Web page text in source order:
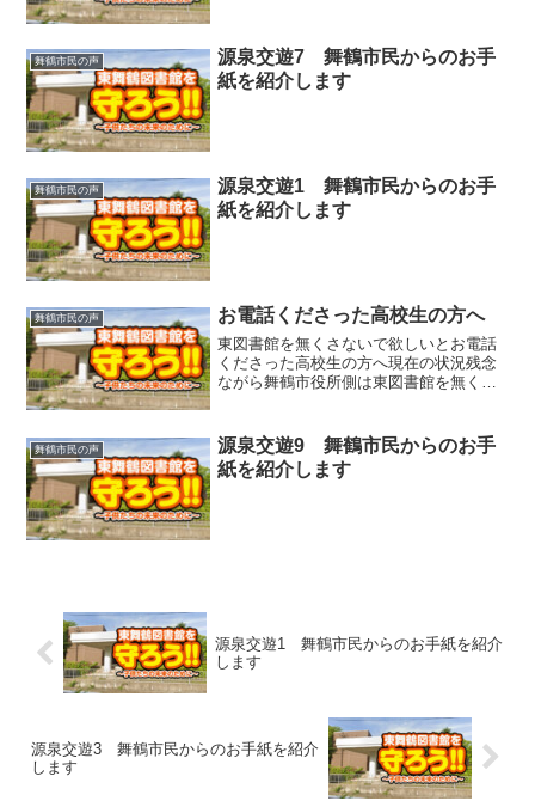
舞鶴市民の声
源泉交遊7 舞鶴市民からのお手
紙を紹介します
舞鶴市民の声
源泉交遊1 舞鶴市民からのお手
紙を紹介します
舞鶴市民の声 お電話くださった高校生の方へ
東図書館を無くさないで欲しいとお電話
くださった高校生の方へ現在の状況残念
ながら舞鶴市役所側は東図書館を無くす
を無くす場合は、東舞鶴住民の同意と東
舞鶴住民が納得できる代案...
舞鶴市民の声
源泉交遊9 舞鶴市民からのお手
紙を紹介します
源泉交遊1 舞鶴市民からのお手紙を紹介
します
源泉交遊3 舞鶴市民からのお手紙を紹介
します